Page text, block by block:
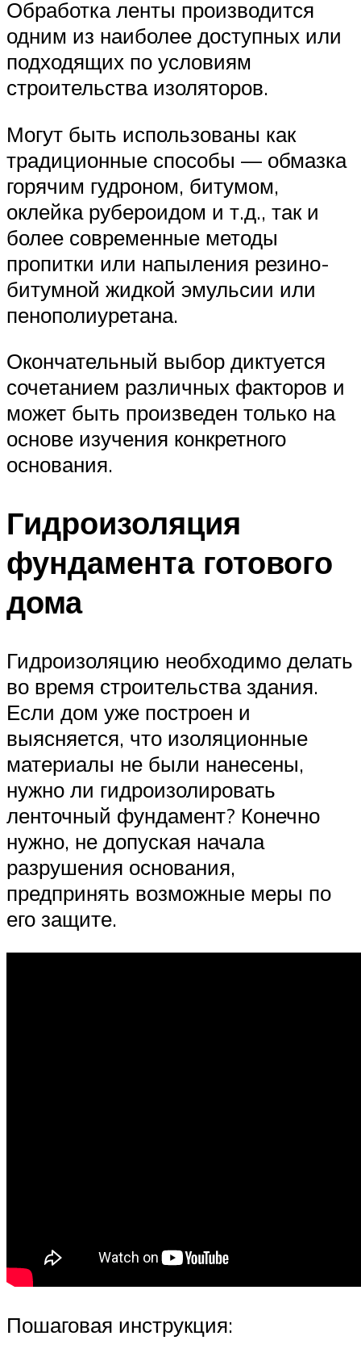
Обработка ленты производится
одним из наиболее доступных или
подходящих по условиям
строительства изоляторов.
Могут быть использованы как
традиционные способы — обмазка
горячим гудроном, битумом,
оклейка рубероидом и т.д., так и
более современные методы
пропитки или напыления резино-
битумной жидкой эмульсии или
пенополиуретана.
Окончательный выбор диктуется
сочетанием различных факторов и
может быть произведен только на
основе изучения конкретного
основания.
Гидроизоляция
фундамента готового
дома
Гидроизоляцию необходимо делать
во время строительства здания.
Если дом уже построен и
выясняется, что изоляционные
материалы не были нанесены,
нужно ли гидроизолировать
ленточный фундамент? Конечно
нужно, не допуская начала
разрушения основания,
предпринять возможные меры по
его защите.
Пошаговая инструкция: